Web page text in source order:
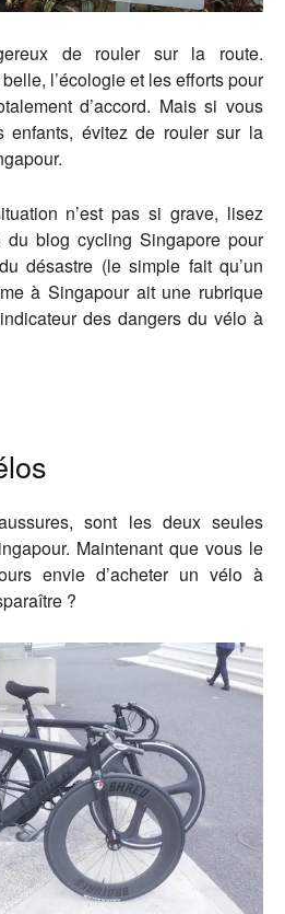
de rouler sur la route.
l’écologie et les efforts pour
d’accord. Mais si vous
enfants, évitez de rouler sur la
n’est pas si grave, lisez
blog cycling Singapore pour
désastre (le simple fait qu’un
à Singapour ait une rubrique
des dangers du vélo à
sont les deux seules
Maintenant que vous le
envie d’acheter un vélo à
?